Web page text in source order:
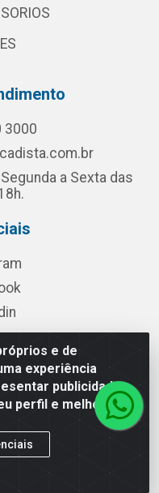
e de
experiência
publicidade
perfil e melhorar a
3000
a Sexta das
São Paulo/SP - CEP
0001-72